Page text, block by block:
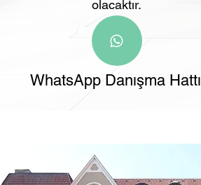
olacaktır.
WhatsApp Danışma Hattı